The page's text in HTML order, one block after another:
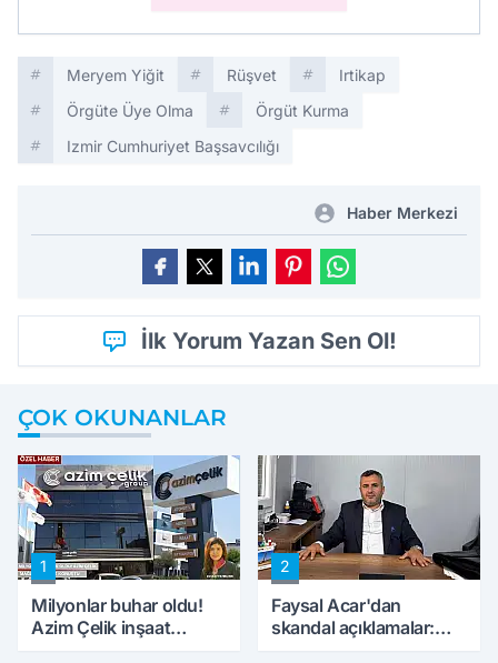
Meryem Yiğit Rüşvet
Irtikap
Örgüte Üye Olma
Örgüt Kurma
Izmir Cumhuriyet Başsavcılığı
Haber Merkezi
İlk Yorum Yazan Sen Ol!
ÇOK OKUNANLAR
1
Milyonlar buhar oldu!
Azim Çelik inşaat
2
Faysal Acar'dan
skandal açıklamalar: